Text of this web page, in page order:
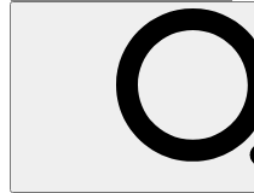
索: